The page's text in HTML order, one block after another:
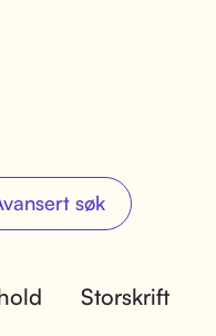
søk
Storskrift